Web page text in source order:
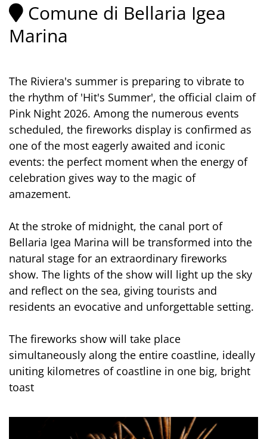
Comune di Bellaria Igea
Marina
The Riviera's summer is preparing to vibrate to
the rhythm of 'Hit's Summer', the official claim of
Pink Night 2026. Among the numerous events
scheduled, the fireworks display is confirmed as
one of the most eagerly awaited and iconic
events: the perfect moment when the energy of
celebration gives way to the magic of
amazement.
At the stroke of midnight, the canal port of
Bellaria Igea Marina will be transformed into the
natural stage for an extraordinary fireworks
show. The lights of the show will light up the sky
and reflect on the sea, giving tourists and
residents an evocative and unforgettable setting.
The fireworks show will take place
simultaneously along the entire coastline, ideally
uniting kilometres of coastline in one big, bright
toast